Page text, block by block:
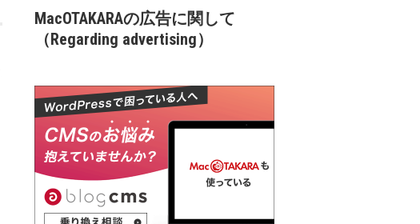
MacOTAKARAの広告に関して
（Regarding advertising）